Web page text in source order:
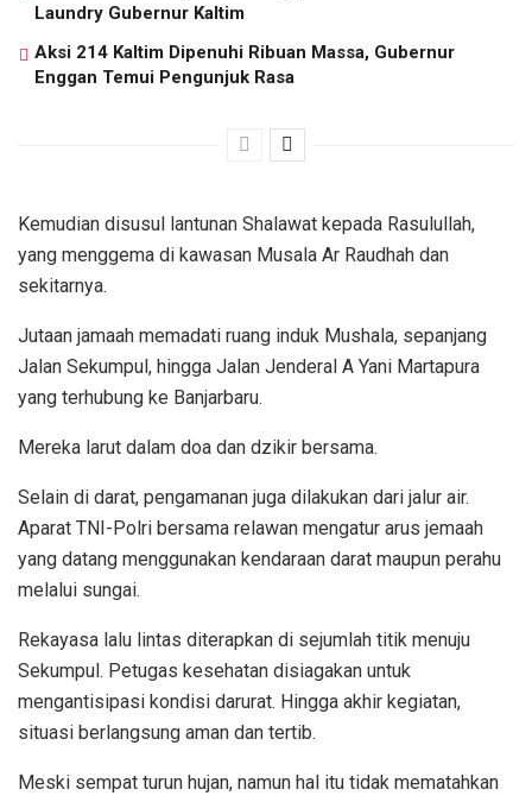
Laundry Gubernur Kaltim
Aksi 214 Kaltim Dipenuhi Ribuan Massa, Gubernur
Enggan Temui Pengunjuk Rasa
Kemudian disusul lantunan Shalawat kepada Rasulullah,
yang menggema di kawasan Musala Ar Raudhah dan
sekitarnya.
Jutaan jamaah memadati ruang induk Mushala, sepanjang
Jalan Sekumpul, hingga Jalan Jenderal A Yani Martapura
yang terhubung ke Banjarbaru.
Mereka larut dalam doa dan dzikir bersama.
Selain di darat, pengamanan juga dilakukan dari jalur air.
Aparat TNI-Polri bersama relawan mengatur arus jemaah
yang datang menggunakan kendaraan darat maupun perahu
melalui sungai.
Rekayasa lalu lintas diterapkan di sejumlah titik menuju
Sekumpul. Petugas kesehatan disiagakan untuk
mengantisipasi kondisi darurat. Hingga akhir kegiatan,
situasi berlangsung aman dan tertib.
Meski sempat turun hujan, namun hal itu tidak mematahkan